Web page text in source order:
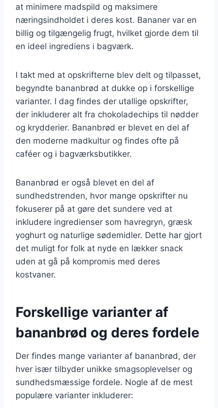
at minimere madspild og maksimere
næringsindholdet i deres kost. Bananer var en
billig og tilgængelig frugt, hvilket gjorde dem til
en ideel ingrediens i bagværk.
I takt med at opskrifterne blev delt og tilpasset,
begyndte bananbrød at dukke op i forskellige
varianter. I dag findes der utallige opskrifter,
der inkluderer alt fra chokoladechips til nødder
og krydderier. Bananbrød er blevet en del af
den moderne madkultur og findes ofte på
caféer og i bagværksbutikker.
Bananbrød er også blevet en del af
sundhedstrenden, hvor mange opskrifter nu
fokuserer på at gøre det sundere ved at
inkludere ingredienser som havregryn, græsk
yoghurt og naturlige sødemidler. Dette har gjort
det muligt for folk at nyde en lækker snack
uden at gå på kompromis med deres
kostvaner.
Forskellige varianter af
bananbrød og deres fordele
Der findes mange varianter af bananbrød, der
hver især tilbyder unikke smagsoplevelser og
sundhedsmæssige fordele. Nogle af de mest
populære varianter inkluderer: